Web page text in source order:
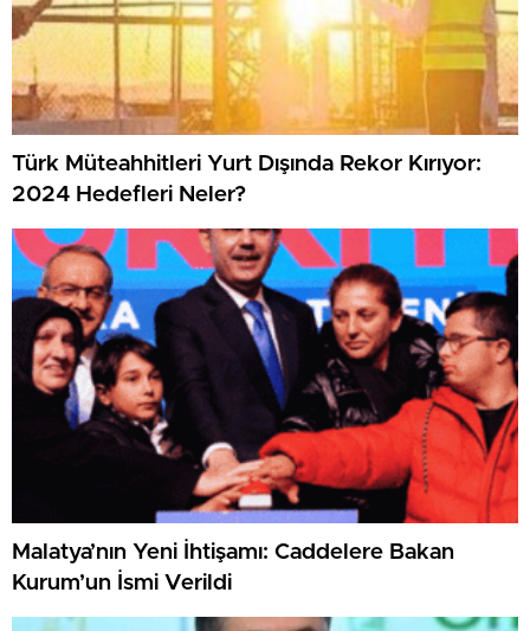
Türk Müteahhitleri Yurt Dışında Rekor Kırıyor:
2024 Hedefleri Neler?
Malatya’nın Yeni İhtişamı: Caddelere Bakan
Kurum’un İsmi Verildi